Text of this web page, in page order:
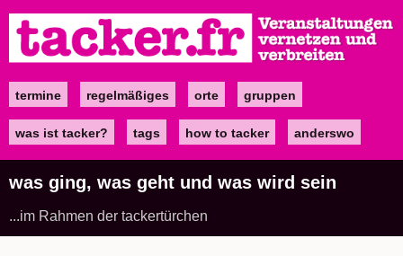
zum
Inhalt
Maintermine regelmäßiges orte gruppen
was ist tacker? tags how to tacker anderswo
was ging, was geht und was wird sein
...im Rahmen der tackertürchen